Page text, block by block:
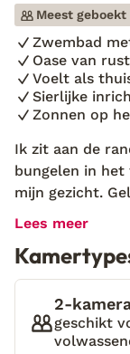
Meest
Zwembad
Oase van
Voelt als
Sierlijke
Zonnen op
Ik zit aan de
bungelen in
mijn gezicht.
palmbomen
Los Jardines
zuidwesten van
zijn slechts
hier heerlijk
duik in het
Lees meer
2-
geschikt